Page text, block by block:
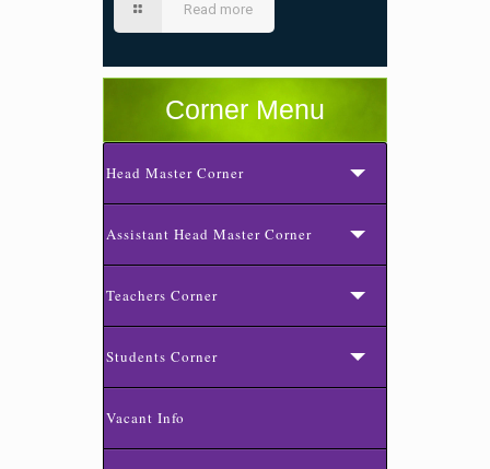
Read more
Corner Menu
Head Master Corner
Assistant Head Master Corner
Teachers Corner
Students Corner
Vacant Info